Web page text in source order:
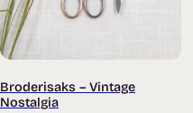
Broderisaks – Vintage
Nostalgia